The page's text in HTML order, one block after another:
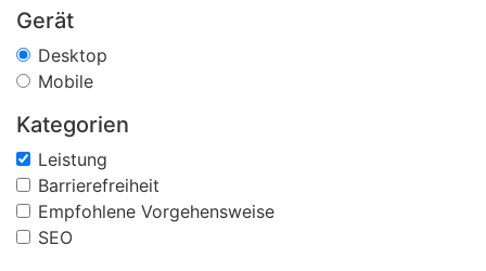
Gerät
Desktop
Mobile
Kategorien
Leistung
Barrierefreiheit
Empfohlene Vorgehensweise
SEO